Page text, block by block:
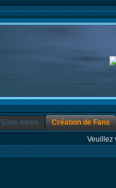
Sous-titres
Création de Fans
Veuillez